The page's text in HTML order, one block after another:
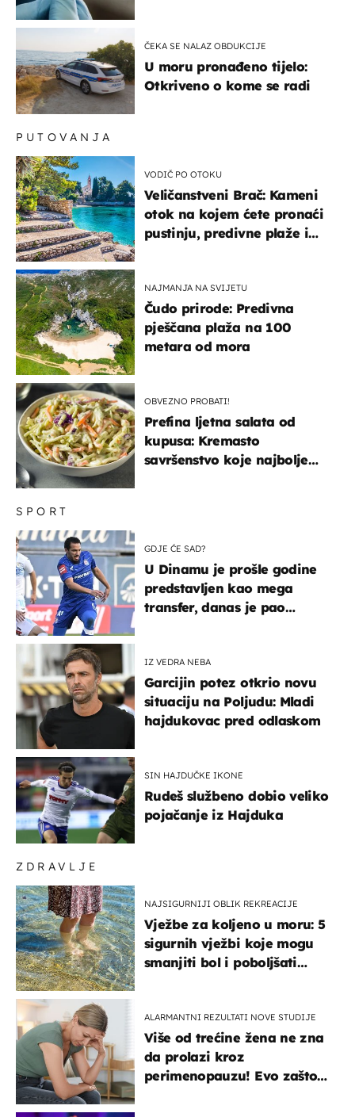
ČEKA SE NALAZ OBDUKCIJE
U moru pronađeno tijelo:
Otkriveno o kome se radi
ZDRAVLJE
NAJSIGURNIJI OBLIK REKREACIJE
Vježbe za koljeno u moru: 5
sigurnih vježbi koje mogu
smanjiti bol i poboljšati
ALARMANTNI REZULTATI NOVE STUDIJE
Više od trećine žena ne zna
da prolazi kroz
perimenopauzu! Evo zašto
SPORT
GDJE ĆE SAD?
U Dinamu je prošle godine
predstavljen kao mega
transfer, danas je pao
IZ VEDRA NEBA
Garcijin potez otkrio novu
situaciju na Poljudu: Mladi
hajdukovac pred odlaskom
SIN HAJDUČKE IKONE
Rudeš službeno dobio veliko
pojačanje iz Hajduka
PUTOVANJA
VODIČ PO OTOKU
Veličanstveni Brač: Kameni
otok na kojem ćete pronaći
pustinju, predivne plaže i
NAJMANJA NA SVIJETU
Čudo prirode: Predivna
pješčana plaža na 100
metara od mora
OBVEZNO PROBATI!
Prefina ljetna salata od
kupusa: Kremasto
savršenstvo koje najbolje